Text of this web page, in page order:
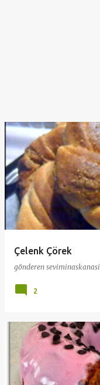
Çelenk Çörek
gönderen seviminaskanasi
2